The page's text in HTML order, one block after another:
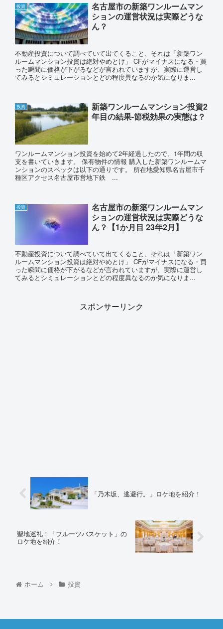
投資
名古屋市の新築ワンルームマン
ションの運営状況は実際どうな
ん？
不動産投資について調べていて出てくること、それは「新築ワン
ルームマンション投資は絶対やめとけ」 CFがマイナスになる・買
った瞬間に価格が下がるなどが言われていますが、実際に運営し
てみるとシミュレーションとどの程度異なるのか気になりま...
投資
新築ワンルームマンション投資2
年目の結果-節税効果の実態は？
ワンルームマンション投資を始めて2年経過したので、1年間の収
支を書いていきます。 保有物件の情報 購入した新築ワンルームマ
ンションのスペックは以下の通りです。 所在地愛知県名古屋市千
種区アクセス名古屋市営地下鉄 ...
投資
名古屋市の新築ワンルームマン
ションの運営状況は実際どうな
ん？【1か月目 23年2月】
不動産投資について調べていて出てくること、それは「新築ワン
ルームマンション投資は絶対やめとけ」 CFがマイナスになる・買
った瞬間に価格が下がるなどが言われていますが、実際に運営し
てみるとシミュレーションとどの程度異なるのか気になりま...
スポンサーリンク
「乃木坂、逃避行。」ロケ地を紹介！
聖地巡礼！「フルーツバスケット」の
ロケ地を紹介！
ホーム 投資